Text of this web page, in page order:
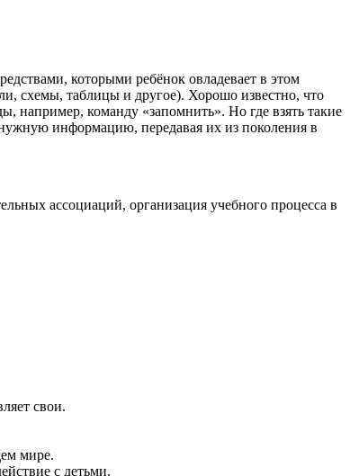
которыми ребёнок овладевает в этом
схемы, таблицы и другое). Хорошо известно, что
например, команду «запомнить». Но где взять такие
информацию, передавая их из поколения в
ассоциаций, организация учебного процесса в
свои.
мире.
с детьми.